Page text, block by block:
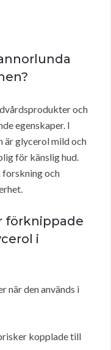
och
egenskaper. I
är glycerol mild och
för känslig hud.
forskning och
förknippade
i
när den används i
kopplade till